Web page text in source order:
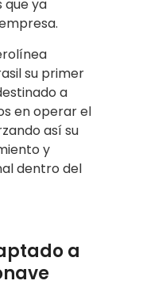
que ya
su primer
a
en operar el
así su
y
dentro del
a